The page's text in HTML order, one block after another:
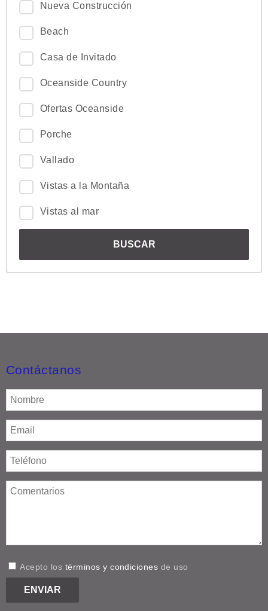
Nueva Construcción
Beach
Casa de Invitado
Oceanside Country
Ofertas Oceanside
Porche
Vallado
Vistas a la Montaña
Vistas al mar
Contáctanos
Acepto los términos y condiciones de uso